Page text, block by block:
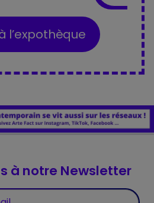
l’expothèque
à notre Newsletter